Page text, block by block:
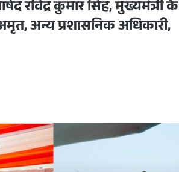
रविंद्र कुमार सिंह, मुख्यमंत्री के
अन्य प्रशासनिक अधिकारी,